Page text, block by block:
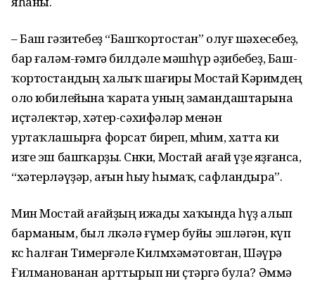
– Баш гәзитебеҙ “Башҡортостан” олуғ шәхесебеҙ,
бар ғаләм-ғәмгә билдәле мәшһүр әҙибебеҙ, Баш­
ҡортостандың халыҡ шағиры Мос­тай Кәримдең
оло юбилейына ҡарата уның замандаштарына
иҫтәлектәр, хәтер-сәхифәләр менән
уртаҡлашырға форсат биреп, мөһим, хатта ки
изге эш башҡарҙы. Сөнки, Мостай ағай үҙе яҙғанса,
“хәтерләүҙәр, ағын һыу һымаҡ, сафландыра”.
Мин Мостай ағайҙың ижады хаҡында һүҙ алып
барманым, был өлкәлә ғүмер буйы эшләгән, күп
көс һалған Тимерғәле Килмөхәмә­товтан, Шәүрә
Ғилманованан арттырып ни өҫтәргә була? Әммә